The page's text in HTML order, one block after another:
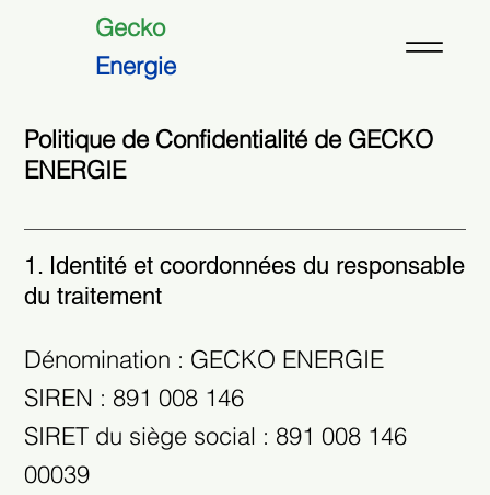
Gecko
Energie
Politique de Confidentialité de GECKO
ENERGIE
1. Identité et coordonnées du responsable
du traitement
Dénomination : GECKO ENERGIE
SIREN : 891 008 146
SIRET du siège social : 891 008 146
00039